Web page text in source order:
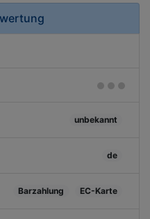
unbekannt
de
Barzahlung EC-Karte